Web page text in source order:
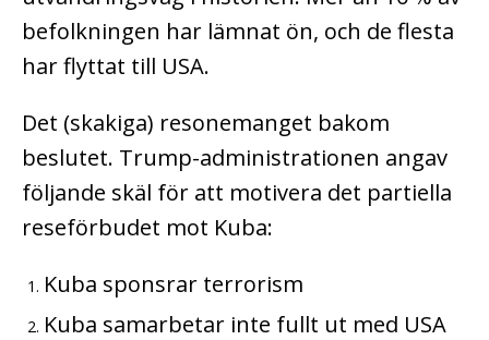
befolkningen har lämnat ön, och de flesta
har flyttat till USA.
Det (skakiga) resonemanget bakom
beslutet. Trump-administrationen angav
följande skäl för att motivera det partiella
reseförbudet mot Kuba:
Kuba sponsrar terrorism
Kuba samarbetar inte fullt ut med USA